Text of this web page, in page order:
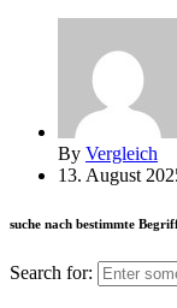
By Vergleich
13. August
suche nach bestimmte
Search for: